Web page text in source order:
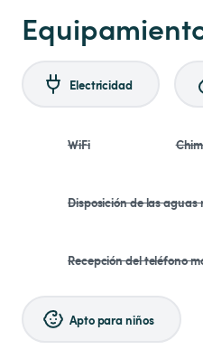
Electricidad
WiFi
Disposición de las aguas
Recepción del teléfono
Apto para niños